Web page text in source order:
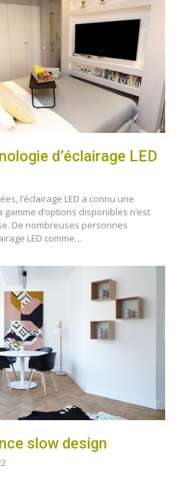
d’éclairage LED
l’éclairage LED a connu une
d’options disponibles n’est
De nombreuses personnes
LED comme…
slow design